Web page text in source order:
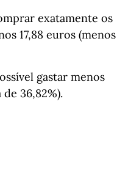
exatamente os
17,88 euros (menos
gastar menos
36,82%).